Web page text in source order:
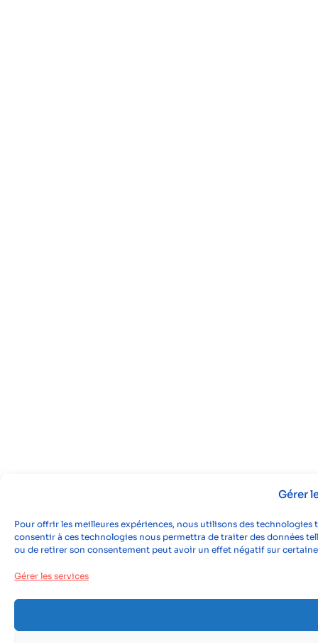
Gérer
Pour offrir les meilleures expériences, nous utilisons des
consentir à ces technologies nous permettra de traiter des données
ou de retirer son consentement peut avoir un effet négatif sur
Gérer les services